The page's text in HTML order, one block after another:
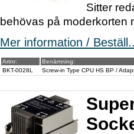
Sitter
behövas på moderkorten
Mer information /
Artnr:
Benämning:
BKT-0028L
Screw-in Type CPU HS BP /